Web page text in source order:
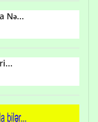
Nə...